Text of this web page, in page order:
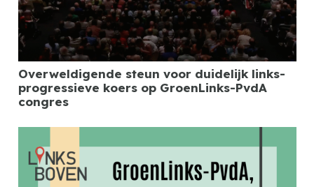
Overweldigende steun voor duidelijk links-
progressieve koers op GroenLinks-PvdA
congres